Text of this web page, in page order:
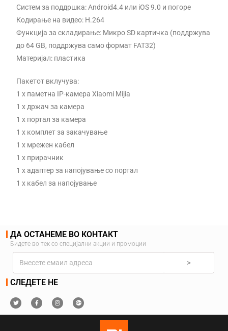
Систем за поддршка: Android4.4 или iOS 9.0 и погоре
Кодирање на видео: H.264
Функција за складирање: Микро SD картичка (поддржува
до 64 GB, поддржува само формат FAT32)
Материјал: пластика
Пакетот вклучува:
1 x паметна IP-камера Xiaomi Mijia
1 x држач за камера
1 x портал за камера
1 x комплет за закачување
1 x мрежен кабел
1 x прирачник
1 x адаптер за напојување со портал
1 x кабел за напојување
ДА ОСТАНЕМЕ ВО КОНТАКТ
Бидете во тек со специјални акции и промоции
>
СЛЕДЕТЕ НЕ